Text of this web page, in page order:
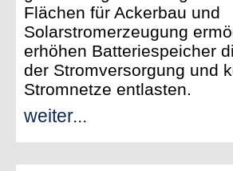
Flächen für Ackerbau und
Solarstromerzeugung
erhöhen Batteriespeicher
der Stromversorgung und
Stromnetze entlasten.
weiter...